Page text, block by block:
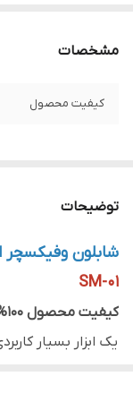
مشخصات
کیفیت محصول
توضیحات
شابلون وفیکسچر
SM-01
کیفیت محصول 100% اورجینال و اصل میباشد
یک ابزار بسیار